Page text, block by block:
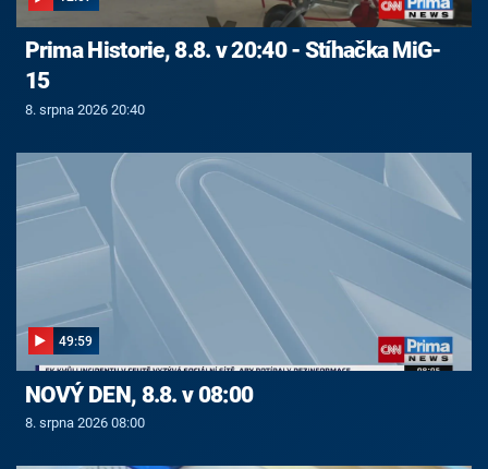
Prima Historie, 8.8. v 20:40 - Stíhačka MiG-
15
8. srpna 2026 20:40
49:59
NOVÝ DEN, 8.8. v 08:00
8. srpna 2026 08:00